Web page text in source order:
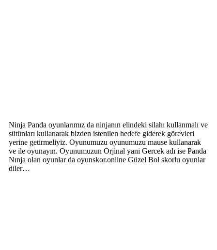
Ninja Panda oyunlarımız da ninjanın elindeki silahı kullanmalı ve
sütünları kullanarak bizden istenilen hedefe giderek görevleri
yerine getirmeliyiz. Oyunumuzu oyunumuzu mause kullanarak
ve ile oyunayın. Oyunumuzun Orjinal yani Gercek adı ise Panda
Nınja olan oyunlar da oyunskor.online Güzel Bol skorlu oyunlar
diler…